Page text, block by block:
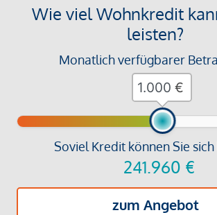
Wie viel Wohnkredit
leisten?
Monatlich verfügbarer
Soviel Kredit können Sie sich
241.960 €
zum Angebot
€